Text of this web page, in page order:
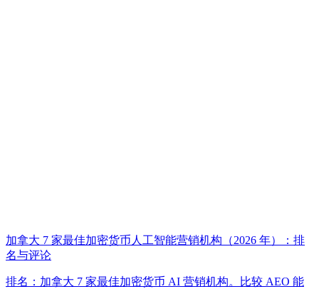
加拿大 7 家最佳加密货币人工智能营销机构（2026 年）：排
名与评论
排名：加拿大 7 家最佳加密货币 AI 营销机构。比较 AEO 能